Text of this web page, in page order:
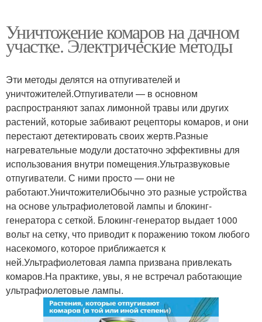
Уничтожение комаров на дачном
участке. Электрические методы
Эти методы делятся на отпугивателей и
уничтожителей.Отпугиватели — в основном
распространяют запах лимонной травы или других
растений, которые забивают рецепторы комаров, и они
перестают детектировать своих жертв.Разные
нагревательные модули достаточно эффективны для
использования внутри помещения.Ультразвуковые
отпугиватели. С ними просто — они не
работают.УничтожителиОбычно это разные устройства
на основе ультрафиолетовой лампы и блокинг-
генератора с сеткой. Блокинг-генератор выдает 1000
вольт на сетку, что приводит к поражению током любого
насекомого, которое приближается к
ней.Ультрафиолетовая лампа призвана привлекать
комаров.На практике, увы, я не встречал работающие
ультрафиолетовые лампы.